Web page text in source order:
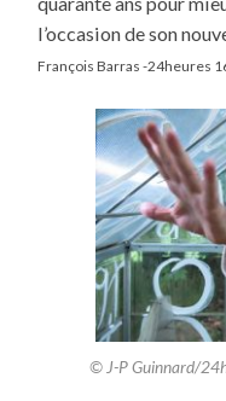
l’occasion de son
François Barras -24heures
© J-P Guinnard/